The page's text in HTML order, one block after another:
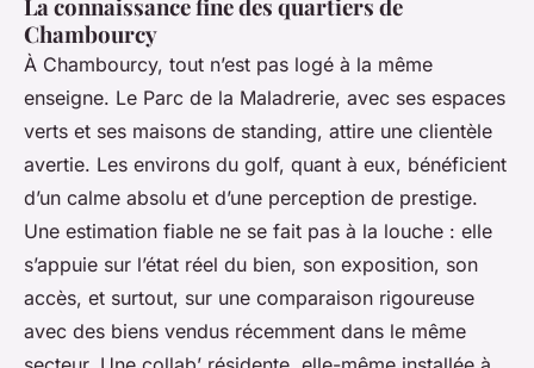
La connaissance fine des quartiers de
Chambourcy
À Chambourcy, tout n’est pas logé à la même
enseigne. Le Parc de la Maladrerie, avec ses espaces
verts et ses maisons de standing, attire une clientèle
avertie. Les environs du golf, quant à eux, bénéficient
d’un calme absolu et d’une perception de prestige.
Une estimation fiable ne se fait pas à la louche : elle
s’appuie sur l’état réel du bien, son exposition, son
accès, et surtout, sur une comparaison rigoureuse
avec des biens vendus récemment dans le même